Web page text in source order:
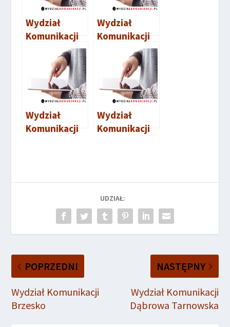
Wydział
Komunikacji
Goleniów
Wydział
Komunikacji
Pomorski
Wydział
Komunikacji
Wydział
Komunikacji
UDZIAŁ:
POPRZEDNI
Wydział Komunikacji
Brzesko
NASTĘPNY
Wydział Komunikacji
Dąbrowa Tarnowska